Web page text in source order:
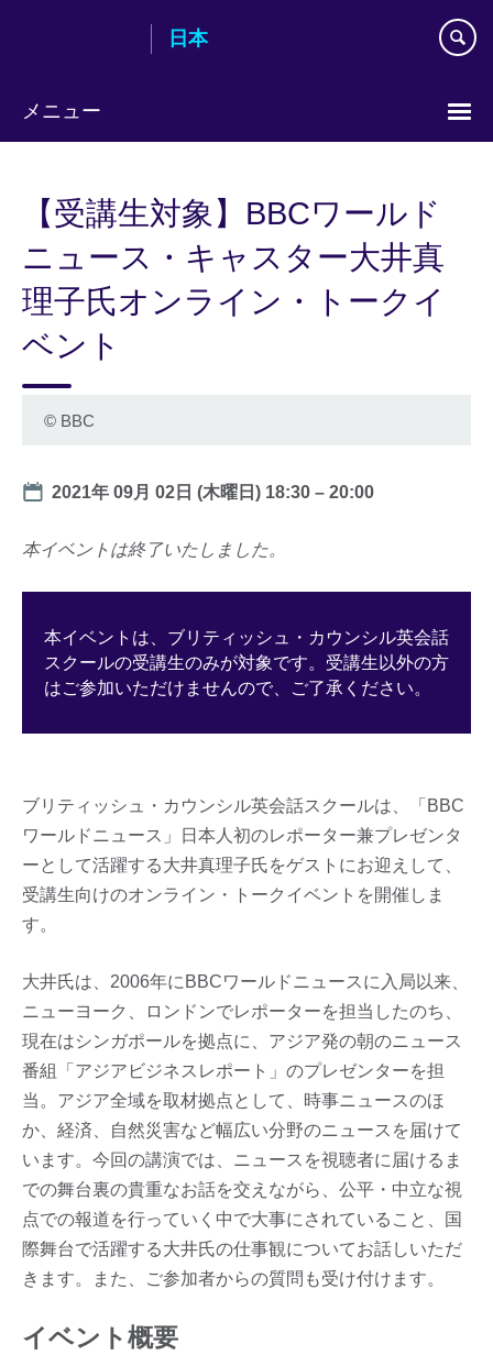
content
日本
メニュー
【受講生対象】BBCワールド
ニュース・キャスター大井真
理子氏オンライン・トークイ
ベント
© BBC
Date
2021年 09月 02日 (木曜日) 18:30 –20:00
本イベントは終了いたしました。
本イベントは、ブリティッシュ・カウンシル英会話
スクールの受講生のみが対象です。受講生以外の方
はご参加いただけませんので、ご了承ください。
ブリティッシュ・カウンシル英会話スクールは、「BBC
ワールドニュース」日本人初のレポーター兼プレゼンタ
ーとして活躍する大井真理子氏をゲストにお迎えして、
受講生向けのオンライン・トークイベントを開催しま
す。
大井氏は、2006年にBBCワールドニュースに入局以来、
ニューヨーク、ロンドンでレポーターを担当したのち、
現在はシンガポールを拠点に、アジア発の朝のニュース
番組「アジアビジネスレポート」のプレゼンターを担
当。アジア全域を取材拠点として、時事ニュースのほ
か、経済、自然災害など幅広い分野のニュースを届けて
います。今回の講演では、ニュースを視聴者に届けるま
での舞台裏の貴重なお話を交えながら、公平・中立な視
点での報道を行っていく中で大事にされていること、国
際舞台で活躍する大井氏の仕事観についてお話しいただ
きます。また、ご参加者からの質問も受け付けます。
イベント概要